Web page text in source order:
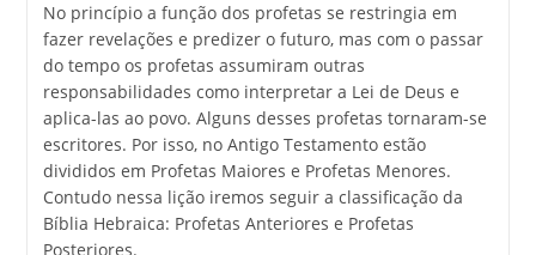
No princípio a função dos profetas se restringia em
fazer revelações e predizer o futuro, mas com o passar
do tempo os profetas assumiram outras
responsabilidades como interpretar a Lei de Deus e
aplica-las ao povo. Alguns desses profetas tornaram-se
escritores. Por isso, no Antigo Testamento estão
divididos em Profetas Maiores e Profetas Menores.
Contudo nessa lição iremos seguir a classificação da
Bíblia Hebraica: Profetas Anteriores e Profetas
Posteriores.